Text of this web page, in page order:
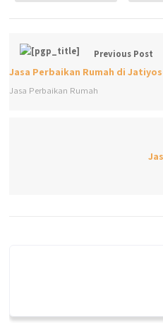
Previous Post
Jasa Perbaikan Rumah di
Jasa Perbaikan Rumah